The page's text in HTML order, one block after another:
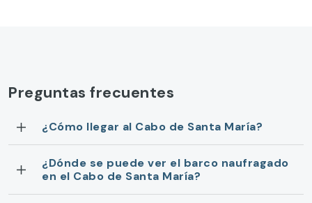
Preguntas frecuentes
¿Cómo llegar al Cabo de Santa María?
¿Dónde se puede ver el barco naufragado
en el Cabo de Santa María?